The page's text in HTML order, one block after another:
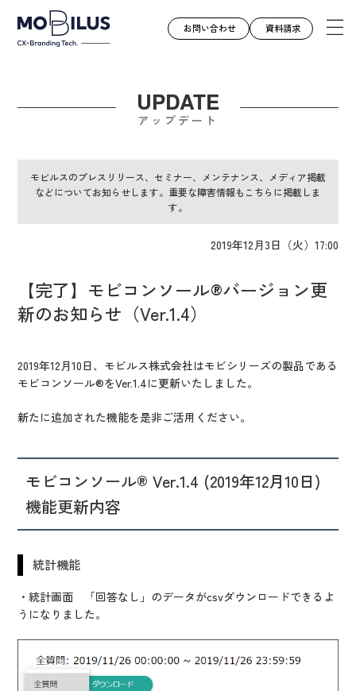
モビルスとは
導入事例
ユースケース
お知らせ
お役立ち資料
会社案内
IR情報
CX向上情報サイト
お問い合わせ 資料請求
UPDATE
アップデート
モビルスのプレスリリース、セミナー、メンテナンス、メディア掲載
などについてお知らせします。重要な障害情報もこちらに掲載しま
す。
2019年12月3日（火）17:00
【完了】モビコンソール®バージョン更
新のお知らせ（Ver.1.4）
2019年12月10日、モビルス株式会社はモビシリーズの製品である
モビコンソール®をVer.1.4に更新いたしました。
新たに追加された機能を是非ご活用ください。
モビコンソール® Ver.1.4 (2019年12月10日)
機能更新内容
統計機能
・統計画面 「回答なし」のデータがcsvダウンロードできるよ
うになりました。